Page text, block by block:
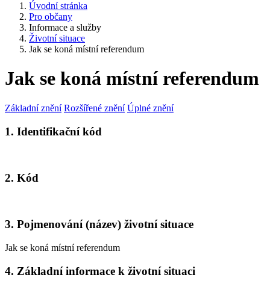
Úvodní stránka
Pro občany
Informace a služby
Životní situace
Jak se koná místní referendum
Jak se koná místní referendum
Základní znění Rozšířené znění Úplné znění
1. Identifikační kód
2. Kód
3. Pojmenování (název) životní situace
Jak se koná místní referendum
4. Základní informace k životní situaci